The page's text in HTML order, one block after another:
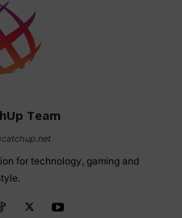
Team
for technology, gaming and